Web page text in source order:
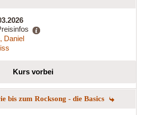
Daniel
Kurs vorbei
bis zum Rocksong - die Basics